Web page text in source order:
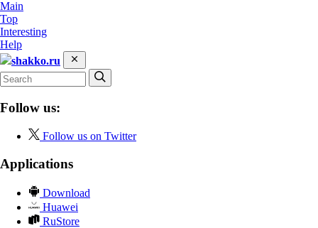
Main
Top
Interesting
Help
shakko.ru
Follow us:
Follow us on Twitter
Applications
Download
Huawei
RuStore